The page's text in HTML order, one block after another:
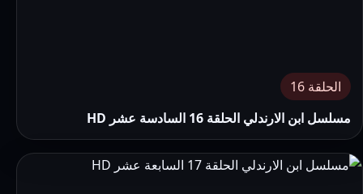
الحلقة 16
مسلسل ابن الارندلي الحلقة 16 السادسة عشر HD